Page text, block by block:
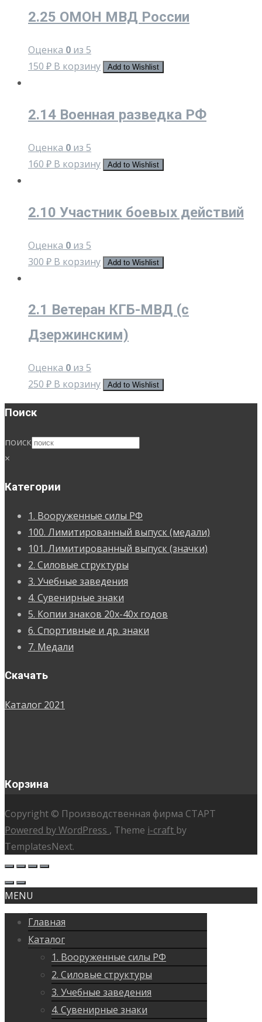
2.25 ОМОН МВД России
Оценка 0 из 5
150 ₽ В корзину Add to Wishlist
2.14 Военная разведка РФ
Оценка 0 из 5
160 ₽ В корзину Add to Wishlist
2.10 Участник боевых действий
Оценка 0 из 5
300 ₽ В корзину Add to Wishlist
2.1 Ветеран КГБ-МВД (с
Дзержинским)
Оценка 0 из 5
250 ₽ В корзину Add to Wishlist
Поиск
поиск
×
Категории
1. Вооруженные силы РФ
100. Лимитированный выпуск (медали)
101. Лимитированный выпуск (значки)
2. Силовые структуры
3. Учебные заведения
4. Сувенирные знаки
5. Копии знаков 20х-40х годов
6. Спортивные и др. знаки
7. Медали
Скачать
Каталог 2021
Корзина
Copyright © Производственная фирма СТАРТ
Powered by WordPress , Theme i-craft by
TemplatesNext.
MENU
Главная
Каталог
1. Вооруженные силы РФ
2. Силовые структуры
3. Учебные заведения
4. Сувенирные знаки